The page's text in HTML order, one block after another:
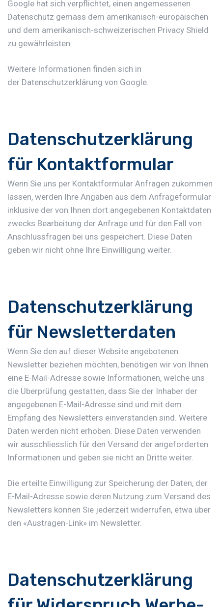
Google hat sich verpflichtet, einen angemessenen
Datenschutz gemäss dem amerikanisch-europäischen
und dem amerikanisch-schweizerischen Privacy Shield
zu gewährleisten.
Weitere Informationen finden sich in
der Datenschutzerklärung von Google.
Datenschutzerklärung
für Kontaktformular
Wenn Sie uns per Kontaktformular Anfragen zukommen
lassen, werden Ihre Angaben aus dem Anfrageformular
inklusive der von Ihnen dort angegebenen Kontaktdaten
zwecks Bearbeitung der Anfrage und für den Fall von
Anschlussfragen bei uns gespeichert. Diese Daten
geben wir nicht ohne Ihre Einwilligung weiter.
Datenschutzerklärung
für Newsletterdaten
Wenn Sie den auf dieser Website angebotenen
Newsletter beziehen möchten, benötigen wir von Ihnen
eine E-Mail-Adresse sowie Informationen, welche uns
die Überprüfung gestatten, dass Sie der Inhaber der
angegebenen E-Mail-Adresse sind und mit dem
Empfang des Newsletters einverstanden sind. Weitere
Daten werden nicht erhoben. Diese Daten verwenden
wir ausschliesslich für den Versand der angeforderten
Informationen und geben sie nicht an Dritte weiter.
Die erteilte Einwilligung zur Speicherung der Daten, der
E-Mail-Adresse sowie deren Nutzung zum Versand des
Newsletters können Sie jederzeit widerrufen, etwa über
den «Austragen-Link» im Newsletter.
Datenschutzerklärung